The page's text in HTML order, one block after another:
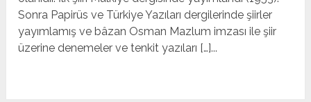
Sonra Papirüs ve Türkiye Yazıları dergilerinde şiirler
yayımlamış ve bâzan Osman Mazlum imzası ile şiir
üzerine denemeler ve tenkit yazıları […]...